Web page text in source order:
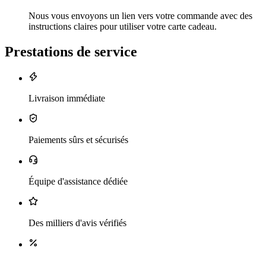
Nous vous envoyons un lien vers votre commande avec des
instructions claires pour utiliser votre carte cadeau.
Prestations de service
Livraison immédiate
Paiements sûrs et sécurisés
Équipe d'assistance dédiée
Des milliers d'avis vérifiés